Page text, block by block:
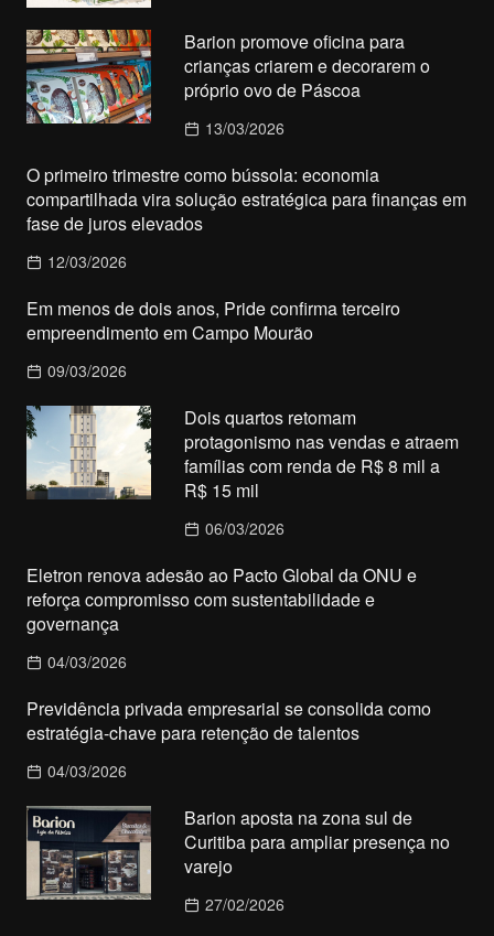
Barion promove oficina para
crianças criarem e decorarem o
próprio ovo de Páscoa
13/03/2026
O primeiro trimestre como bússola: economia
compartilhada vira solução estratégica para finanças em
fase de juros elevados
12/03/2026
Em menos de dois anos, Pride confirma terceiro
empreendimento em Campo Mourão
09/03/2026
Dois quartos retomam
protagonismo nas vendas e atraem
famílias com renda de R$ 8 mil a
R$ 15 mil
06/03/2026
Eletron renova adesão ao Pacto Global da ONU e
reforça compromisso com sustentabilidade e
governança
04/03/2026
Previdência privada empresarial se consolida como
estratégia-chave para retenção de talentos
04/03/2026
Barion aposta na zona sul de
Curitiba para ampliar presença no
varejo
27/02/2026